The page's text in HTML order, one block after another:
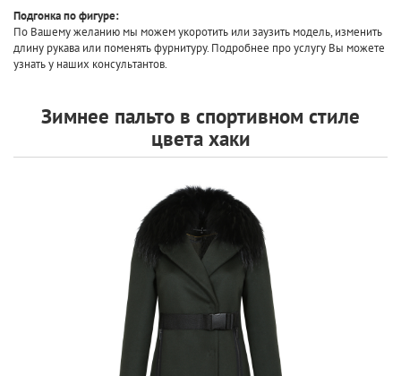
Подгонка по фигуре:
По Вашему желанию мы можем укоротить или заузить модель, изменить
длину рукава или поменять фурнитуру. Подробнее про услугу Вы можете
узнать у наших консультантов.
Зимнее пальто в спортивном стиле
цвета хаки